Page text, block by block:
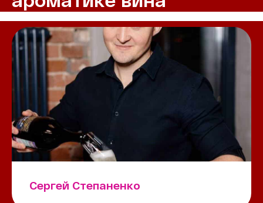
Сергей Степаненко